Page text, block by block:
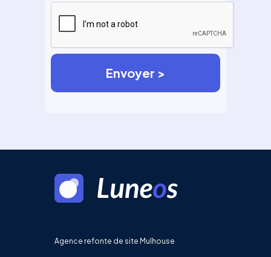
Agence refonte de site Mulhouse